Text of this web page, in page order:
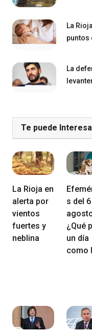
La
puntos
La
Te puede
La Rioja en
alerta por
vientos
fuertes y
neblina
s del
¿Qué
un día
como